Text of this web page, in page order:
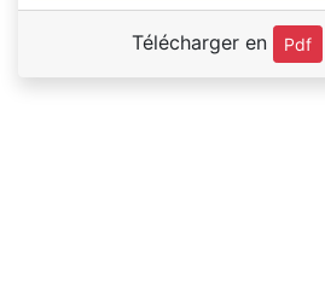
Télécharger en Pdf